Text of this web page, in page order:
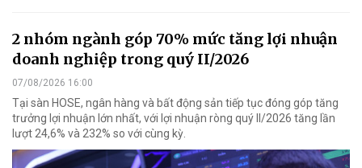
2 nhóm ngành góp 70% mức tăng lợi nhuận
doanh nghiệp trong quý II/2026
07/08/2026 16:00
Tại sàn HOSE, ngân hàng và bất động sản tiếp tục đóng góp tăng
trưởng lợi nhuận lớn nhất, với lợi nhuận ròng quý II/2026 tăng lần
lượt 24,6% và 232% so với cùng kỳ.